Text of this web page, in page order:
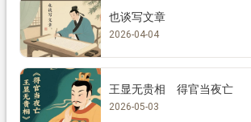
也谈写文章
2026-04-04
王显无贵相 得官当夜亡
2026-05-03